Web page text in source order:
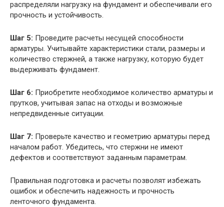
распределяли нагрузку на фундамент и обеспечивали его
прочность и устойчивость.
Шаг 5: Проведите расчеты несущей способности
арматуры. Учитывайте характеристики стали, размеры и
количество стержней, а также нагрузку, которую будет
выдерживать фундамент.
Шаг 6: Приобретите необходимое количество арматуры и
прутков, учитывая запас на отходы и возможные
непредвиденные ситуации.
Шаг 7: Проверьте качество и геометрию арматуры перед
началом работ. Убедитесь, что стержни не имеют
дефектов и соответствуют заданным параметрам.
Правильная подготовка и расчеты позволят избежать
ошибок и обеспечить надежность и прочность
ленточного фундамента.